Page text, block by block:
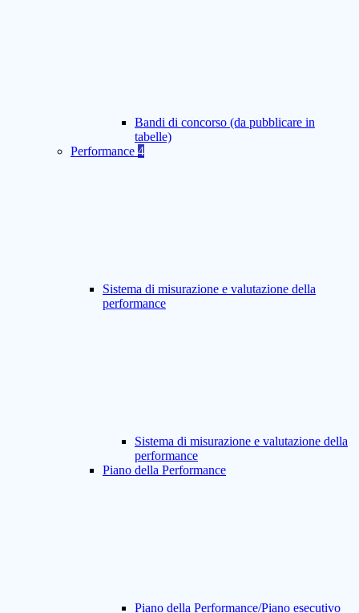
Bandi di concorso (da pubblicare in
tabelle)
Performance 4
Sistema di misurazione e valutazione della
performance
Sistema di misurazione e valutazione della
performance
Piano della Performance
Piano della Performance/Piano esecutivo